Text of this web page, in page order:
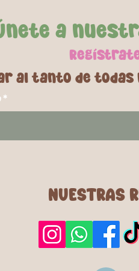
a
Regí
al tanto de todas
NUESTRAS